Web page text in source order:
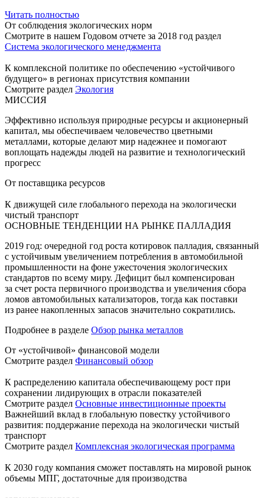
Читать полностью
От соблюдения экологических норм
Смотрите в нашем Годовом отчете за 2018 год раздел
Система экологического менеджмента
К комплексной политике по обеспечению «устойчивого
будущего» в регионах присутствия компании
Смотрите раздел Экология
МИССИЯ
Эффективно используя природные ресурсы и акционерный
капитал, мы обеспечиваем человечество цветными
металлами, которые делают мир надежнее и помогают
воплощать надежды людей на развитие и технологический
прогресс
От поставщика ресурсов
К движущей силе глобального перехода на экологически
чистый транспорт
ОСНОВНЫЕ ТЕНДЕНЦИИ НА РЫНКЕ ПАЛЛАДИЯ
2019 год: очередной год роста котировок палладия, связанный
с устойчивым увеличением потребления в автомобильной
промышленности на фоне ужесточения экологических
стандартов по всему миру. Дефицит был компенсирован
за счет роста первичного производства и увеличения сбора
ломов автомобильных катализаторов, тогда как поставки
из ранее накопленных запасов значительно сократились.
Подробнее в разделе Обзор рынка металлов
От «устойчивой» финансовой модели
Смотрите раздел Финансовый обзор
К распределению капитала обеспечивающему рост при
сохранении лидирующих в отрасли показателей
Смотрите раздел Основные инвестиционные проекты
Важнейший вклад в глобальную повестку устойчивого
развития: поддержание перехода на экологически чистый
транспорт
Смотрите раздел Комплексная экологическая программа
К 2030 году компания сможет поставлять на мировой рынок
объемы МПГ, достаточные для производства